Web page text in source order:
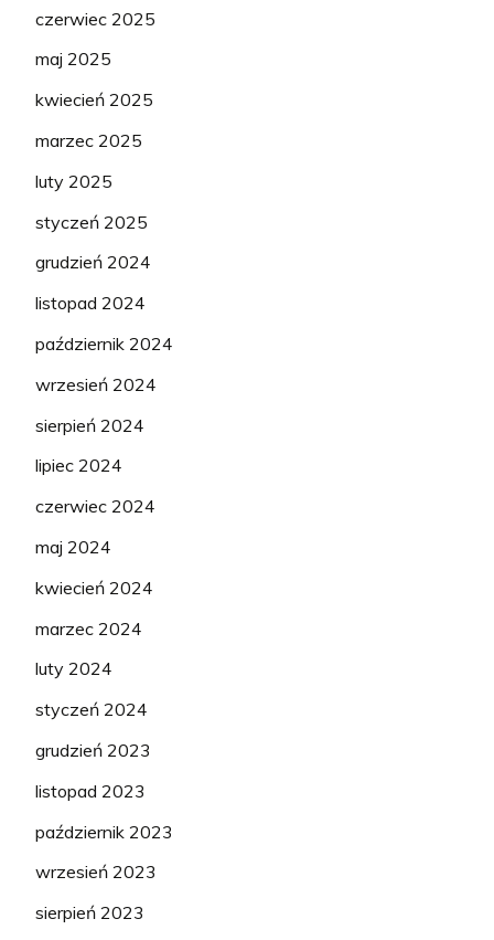
czerwiec 2025
maj 2025
kwiecień 2025
marzec 2025
luty 2025
styczeń 2025
grudzień 2024
listopad 2024
październik 2024
wrzesień 2024
sierpień 2024
lipiec 2024
czerwiec 2024
maj 2024
kwiecień 2024
marzec 2024
luty 2024
styczeń 2024
grudzień 2023
listopad 2023
październik 2023
wrzesień 2023
sierpień 2023